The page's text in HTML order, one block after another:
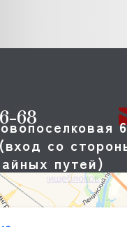
68
со
путей)